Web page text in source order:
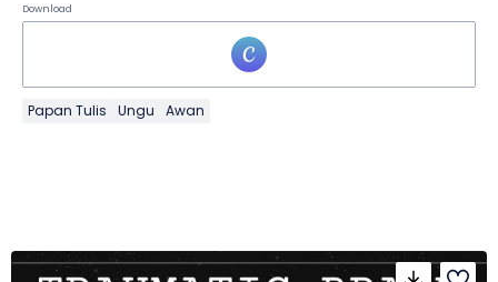
Download
Papan Tulis Ungu Awan